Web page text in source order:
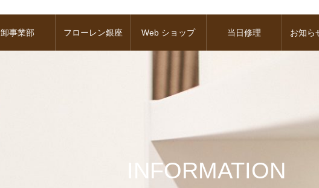
卸事業部 フローレン銀座 Web ショップ 当日修理 お知ら
INFORMATION